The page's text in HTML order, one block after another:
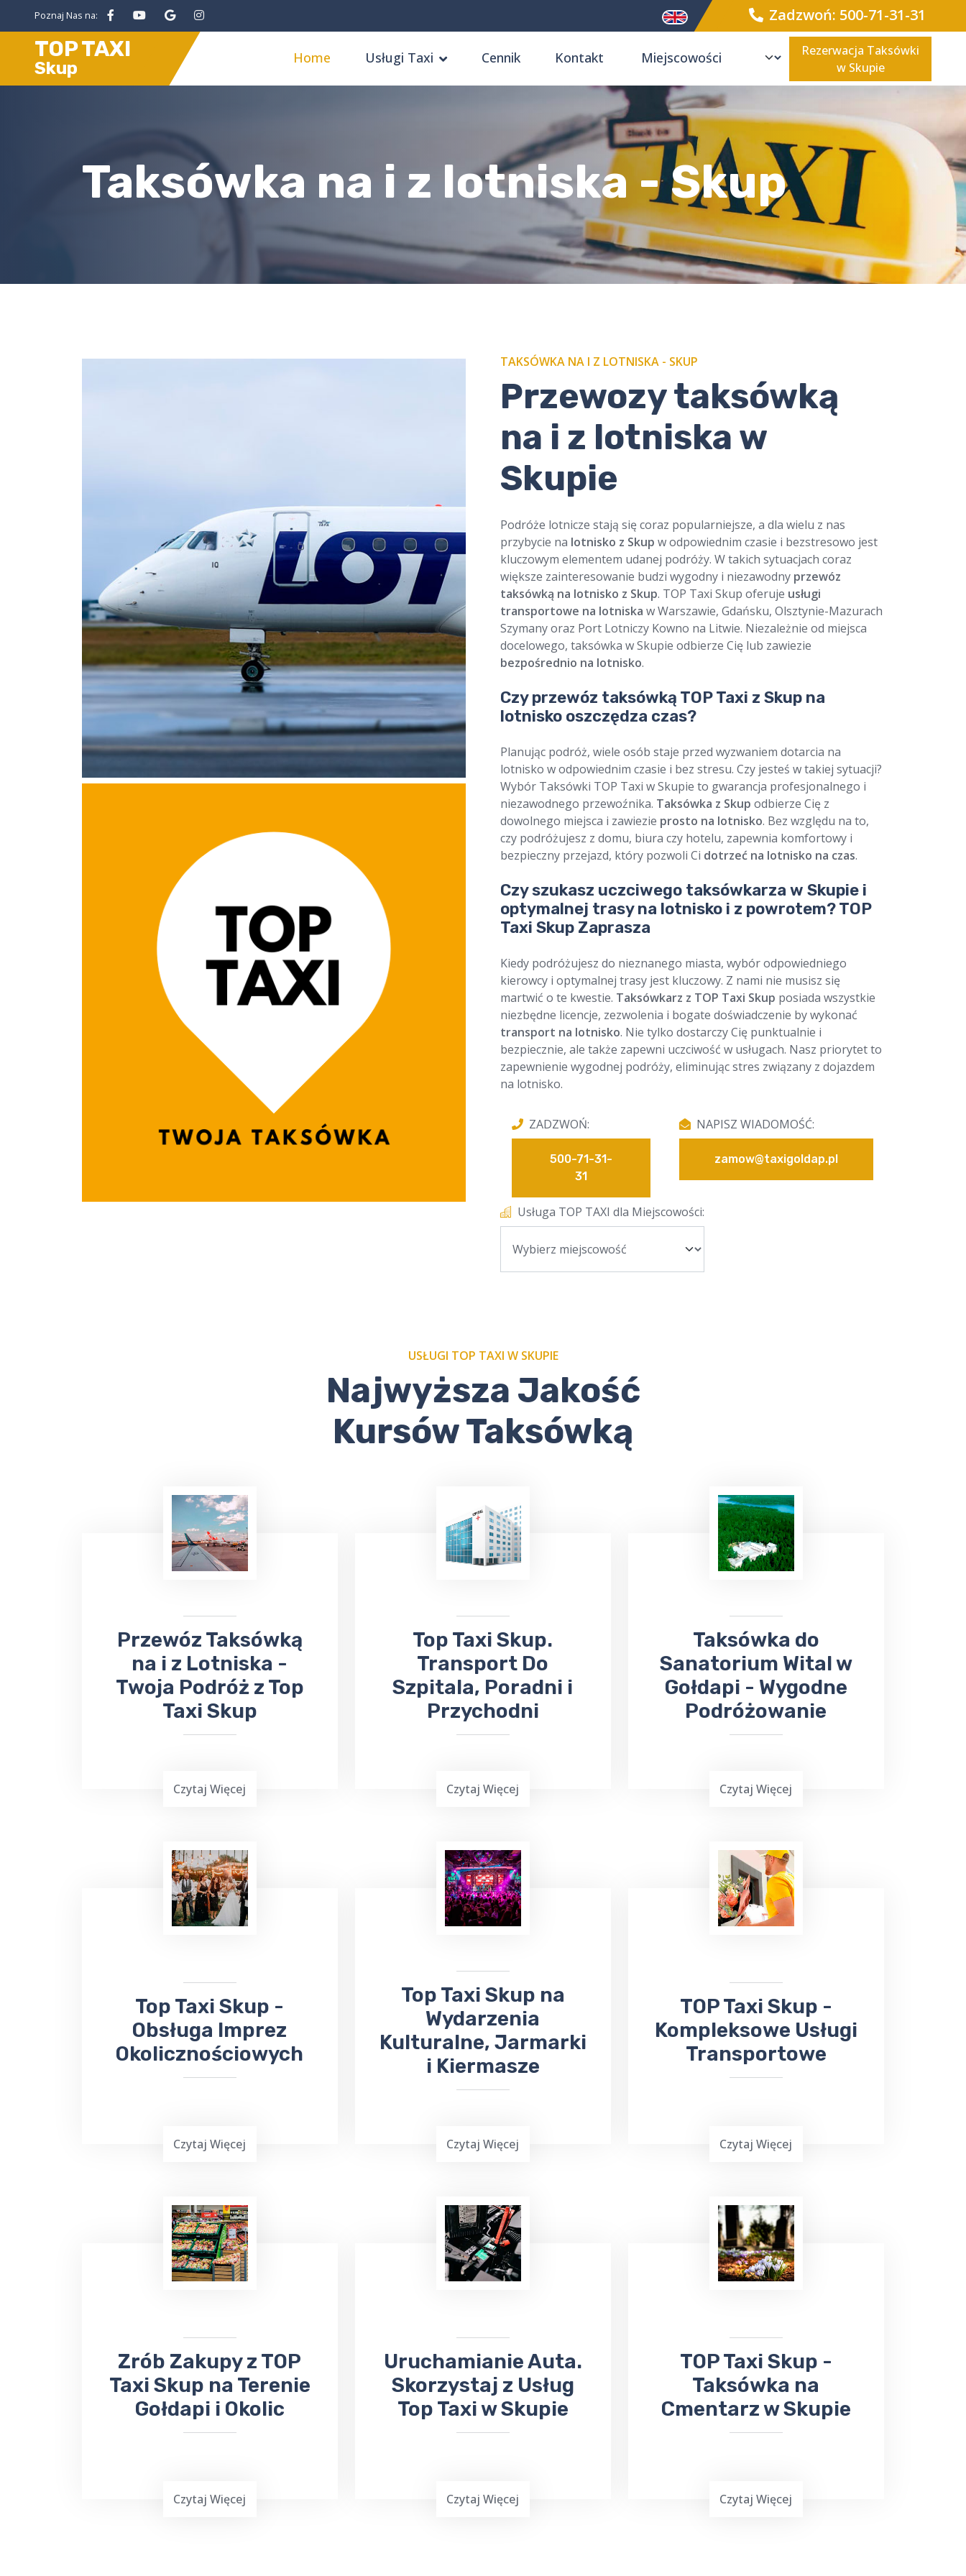
Poznaj Nas na: Zadzwoń: 500-71-31-31
TOP TAXI
Skup
Home Usługi Taxi Cennik Kontakt
Rezerwacja Taksówki
w Skupie
Taksówka na i z lotniska - Skup
TAKSÓWKA NA I Z LOTNISKA - SKUP
​​Przewozy taksówką
na i z lotniska w
Skupie
Podróże lotnicze stają się coraz popularniejsze, a dla wielu z nas
przybycie na lotnisko z Skup w odpowiednim czasie i bezstresowo jest
kluczowym elementem udanej podróży. W takich sytuacjach coraz
większe zainteresowanie budzi wygodny i niezawodny przewóz
taksówką na lotnisko z Skup. TOP Taxi Skup oferuje usługi
transportowe na lotniska w Warszawie, Gdańsku, Olsztynie-Mazurach
Szymany oraz Port Lotniczy Kowno na Litwie. Niezależnie od miejsca
docelowego, taksówka w Skupie odbierze Cię lub zawiezie
bezpośrednio na lotnisko.
Czy przewóz taksówką TOP Taxi z Skup na
lotnisko oszczędza czas?
Planując podróż, wiele osób staje przed wyzwaniem dotarcia na
lotnisko w odpowiednim czasie i bez stresu. Czy jesteś w takiej sytuacji?
Wybór Taksówki TOP Taxi w Skupie to gwarancja profesjonalnego i
niezawodnego przewoźnika. Taksówka z Skup odbierze Cię z
dowolnego miejsca i zawiezie prosto na lotnisko. Bez względu na to,
czy podróżujesz z domu, biura czy hotelu, zapewnia komfortowy i
bezpieczny przejazd, który pozwoli Ci dotrzeć na lotnisko na czas.
Czy szukasz uczciwego taksówkarza w Skupie i
optymalnej trasy na lotnisko i z powrotem? TOP
Taxi Skup Zaprasza
Kiedy podróżujesz do nieznanego miasta, wybór odpowiedniego
kierowcy i optymalnej trasy jest kluczowy. Z nami nie musisz się
martwić o te kwestie. Taksówkarz z TOP Taxi Skup posiada wszystkie
niezbędne licencje, zezwolenia i bogate doświadczenie by wykonać
transport na lotnisko. Nie tylko dostarczy Cię punktualnie i
bezpiecznie, ale także zapewni uczciwość w usługach. Nasz priorytet to
zapewnienie wygodnej podróży, eliminując stres związany z dojazdem
na lotnisko.
ZADZWOŃ:
500-71-31-
31
NAPISZ WIADOMOŚĆ:
zamow@taxigoldap.pl
Usługa TOP TAXI dla Miejscowości:
USŁUGI TOP TAXI W SKUPIE
Najwyższa Jakość
Kursów Taksówką
​Przewóz Taksówką
na i z Lotniska -
Twoja Podróż z Top
Taxi Skup
TOP Taxi Skup oferuje usługi
transportowe na lotniska w
Warszawie,Gdańsku , Olsztynie-
Szymanyoraz Port Lotniczy
Czytaj Więcej
​Top Taxi Skup.
Transport Do
Szpitala, Poradni i
Przychodni
Top Taxi Skupoferujekursy taksówką
Wojewódzkiego,
Specjalistycznych orazPrzychodni
Czytaj Więcej
Taksówka do
Sanatorium Wital w
Gołdapi - Wygodne
Podróżowanie
Podróżowanie często jest wymagające,
zwłaszcza gdy chcemy dotrzeć do
miejsca leczenia. Jeśli planujesz wyjazd
do Gołdapi i potrzebujesz
dla ciebie doskonałą ofertę.
Czytaj Więcej
​​Top Taxi Skup -
Obsługa Imprez
Okolicznościowych
Planowanie ważnej imprezy
okolicznościowej,wesele, chrzciny czy
, może być stresującym
doświadczeniem. Dlatego warto
imprez rodzinnych i firmowych.
Czytaj Więcej
Top Taxi Skup na
Wydarzenia
Kulturalne, Jarmarki
i Kiermasze
Wielu z nas lubi uczestniczyć w różnych
wydarzeniach kulturalnych. W takiej
sytuacji skorzystaj z usług TOP TAXI
Czytaj Więcej
​TOP Taxi Skup -
Kompleksowe Usługi
Transportowe
Już teraz, niezależnie od tego, czy
chcesz wysłaćbukiet kwiatów
odebrać ważną przesyłkę, firma ta z
pewnością sprosta Twoim
zaufajTOP Taxi Skup
Czytaj Więcej
​​​Zrób Zakupy z TOP
Taxi Skup na Terenie
Gołdapi i Okolic
Czytaj Więcej
Uruchamianie Auta.
Skorzystaj z Usług
Top Taxi w Skupie
Czytaj Więcej
​TOP Taxi Skup -
Taksówka na
Cmentarz w Skupie
Czytaj Więcej